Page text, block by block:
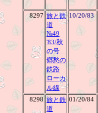
8297 旅と鉄
道
№49
'83/秋
の号
郷愁の
鉄路
ローカ
ル線
10/20/83
8298 旅と鉄
道
01/20/84